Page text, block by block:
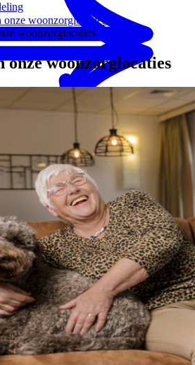
woonzorglocaties
woonzorglocaties
onze woonzorglocaties